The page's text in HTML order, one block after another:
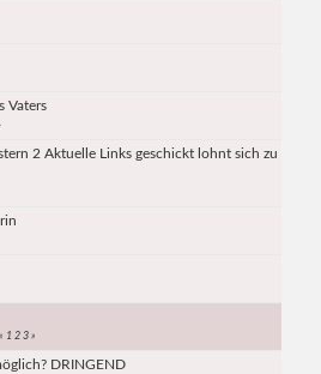
Vaters
2 Aktuelle Links geschickt lohnt sich zu
« 1 2 3 »
DRINGEND